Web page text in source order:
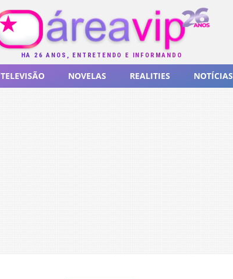
HÁ 26 ANOS, ENTRETENDO E INFORMANDO
TELEVISÃO NOVELAS REALITIES NOTÍCIAS